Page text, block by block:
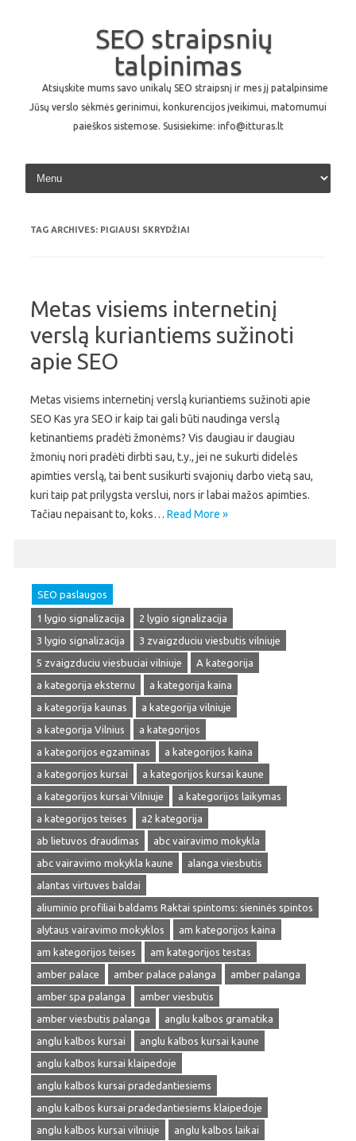
SEO straipsnių
talpinimas
Atsiųskite mums savo unikalų SEO straipsnį ir mes jį patalpinsime
Jūsų verslo sėkmės gerinimui, konkurencijos įveikimui, matomumui
paieškos sistemose. Susisiekime: info@itturas.lt
Skip to content
TAG ARCHIVES: PIGIAUSI SKRYDŽIAI
Metas visiems internetinį
verslą kuriantiems sužinoti
apie SEO
Metas visiems internetinį verslą kuriantiems sužinoti apie
SEO Kas yra SEO ir kaip tai gali būti naudinga verslą
ketinantiems pradėti žmonėms? Vis daugiau ir daugiau
žmonių nori pradėti dirbti sau, t.y., jei ne sukurti didelės
apimties verslą, tai bent susikurti svajonių darbo vietą sau,
kuri taip pat prilygsta verslui, nors ir labai mažos apimties.
Tačiau nepaisant to, koks… Read More »
SEO paslaugos
1 lygio signalizacija
2 lygio signalizacija
3 lygio signalizacija
3 zvaigzduciu viesbutis vilniuje
5 zvaigzduciu viesbuciai vilniuje
A kategorija
a kategorija eksternu
a kategorija kaina
a kategorija kaunas
a kategorija vilniuje
a kategorija Vilnius
a kategorijos
a kategorijos egzaminas
a kategorijos kaina
a kategorijos kursai
a kategorijos kursai kaune
a kategorijos kursai Vilniuje
a kategorijos laikymas
a kategorijos teises
a2 kategorija
ab lietuvos draudimas
abc vairavimo mokykla
abc vairavimo mokykla kaune
alanga viesbutis
alantas virtuves baldai
aliuminio profiliai baldams Raktai spintoms: sieninės spintos
alytaus vairavimo mokyklos
am kategorijos kaina
am kategorijos teises
am kategorijos testas
amber palace
amber palace palanga
amber palanga
amber spa palanga
amber viesbutis
amber viesbutis palanga
anglu kalbos gramatika
anglu kalbos kursai
anglu kalbos kursai kaune
anglu kalbos kursai klaipedoje
anglu kalbos kursai pradedantiesiems
anglu kalbos kursai pradedantiesiems klaipedoje
anglu kalbos kursai vilniuje
anglu kalbos laikai